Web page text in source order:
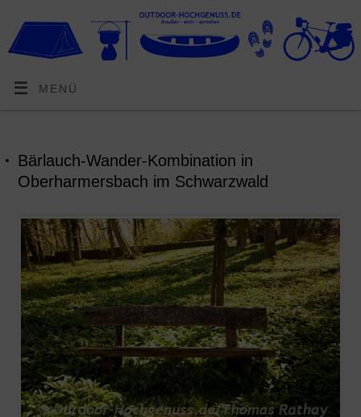
MENÜ
Bärlauch-Wander-Kombination in
Oberharmersbach im Schwarzwald